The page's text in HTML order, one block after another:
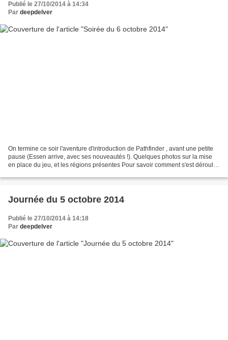
Publié le 27/10/2014 à 14:34
Par deepdelver
On termine ce soir l'aventure d'introduction de Pathfinder , avant une petite
pause (Essen arrive, avec ses nouveautés !). Quelques photos sur la mise
en place du jeu, et les régions présentes Pour savoir comment s'est déroulé
Journée du 5 octobre 2014
Publié le 27/10/2014 à 14:18
Par deepdelver